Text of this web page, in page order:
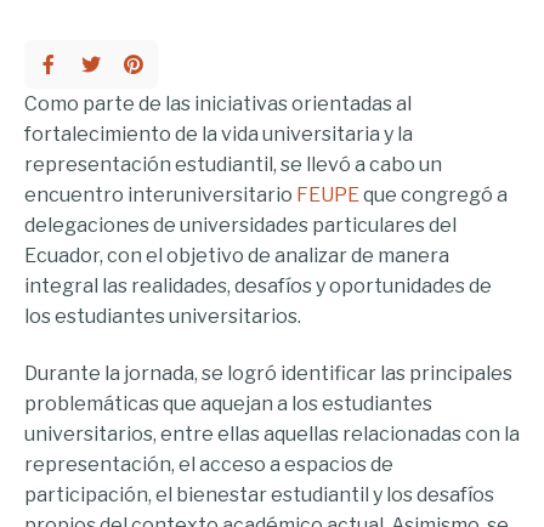
Como parte de las iniciativas orientadas al
fortalecimiento de la vida universitaria y la
representación estudiantil, se llevó a cabo un
encuentro interuniversitario FEUPEque congregó a
delegaciones de universidades particulares del
Ecuador, con el objetivo de analizar de manera
integral las realidades, desafíos y oportunidades de
los estudiantes universitarios.
Durante la jornada, se logró identificar las principales
problemáticas que aquejan a los estudiantes
universitarios, entre ellas aquellas relacionadas con la
representación, el acceso a espacios de
participación, el bienestar estudiantil y los desafíos